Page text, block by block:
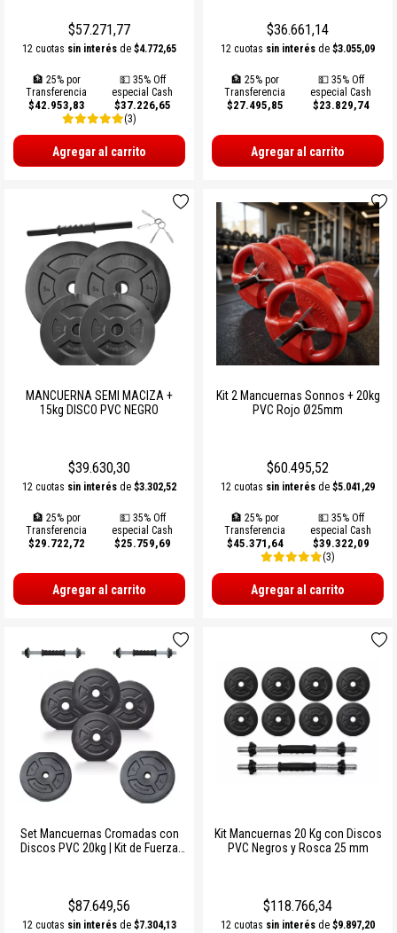
$57.271,77
12 cuotas sin interés de $4.772,65
🏦 25% por
Transferencia
$42.953,83
💵 35% Off
especial Cash
$37.226,65
(3)
Agregar al carrito
$36.661,14
12 cuotas sin interés de $3.055,09
🏦 25% por
Transferencia
$27.495,85
💵 35% Off
especial Cash
$23.829,74
Agregar al carrito
MANCUERNA SEMI MACIZA +
15kg DISCO PVC NEGRO
$39.630,30
12 cuotas sin interés de $3.302,52
🏦 25% por
Transferencia
$29.722,72
💵 35% Off
especial Cash
$25.759,69
Agregar al carrito
Kit 2 Mancuernas Sonnos + 20kg
PVC Rojo Ø25mm
$60.495,52
12 cuotas sin interés de $5.041,29
🏦 25% por
Transferencia
$45.371,64
💵 35% Off
especial Cash
$39.322,09
(3)
Agregar al carrito
Set Mancuernas Cromadas con
Discos PVC 20kg | Kit de Fuerza
$87.649,56
12 cuotas sin interés de $7.304,13
Kit Mancuernas 20 Kg con Discos
PVC Negros y Rosca 25 mm
$118.766,34
12 cuotas sin interés de $9.897,20